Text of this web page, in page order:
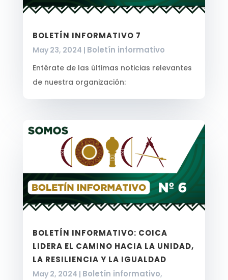
BOLETÍN INFORMATIVO 7
May 23, 2024 | Boletín informativo
Entérate de las últimas noticias relevantes
de nuestra organización:
BOLETÍN INFORMATIVO: COICA
LIDERA EL CAMINO HACIA LA UNIDAD,
LA RESILIENCIA Y LA IGUALDAD
May 2, 2024 | Boletín informativo,